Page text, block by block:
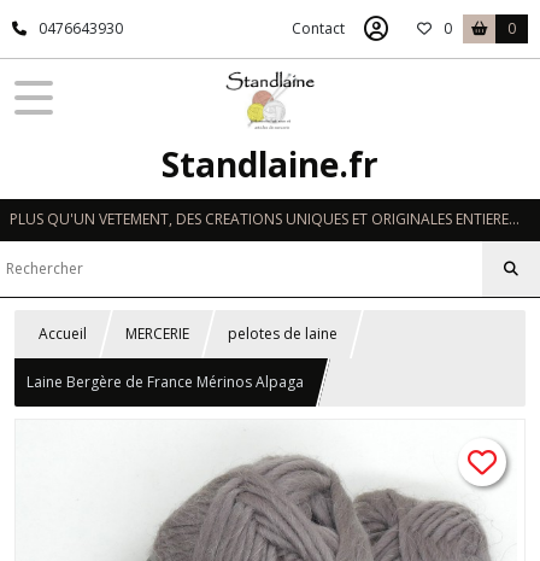
0476643930 Contact 0 0
Standlaine.fr
PLUS QU'UN VETEMENT, DES CREATIONS UNIQUES ET ORIGINALES ENTIEREMENT REALISEES A LA MAIN EN FRANCE
Accueil MERCERIE pelotes de laine
Laine Bergère de France Mérinos Alpaga